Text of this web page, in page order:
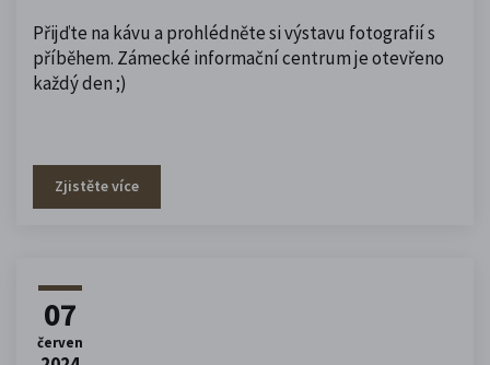
Přijďte na kávu a prohlédněte si výstavu fotografií s
příběhem. Zámecké informační centrum je otevřeno
každý den ;)
Zjistěte více
07
červen